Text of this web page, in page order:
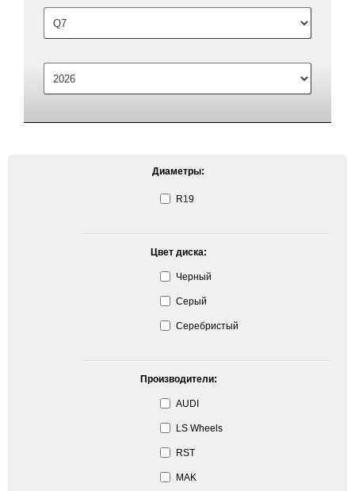
Диаметры:
R19
Цвет диска:
Черный
Серый
Серебристый
Производители:
AUDI
LS Wheels
RST
MAK